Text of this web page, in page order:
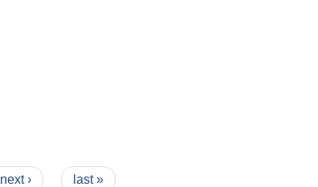
next › last »